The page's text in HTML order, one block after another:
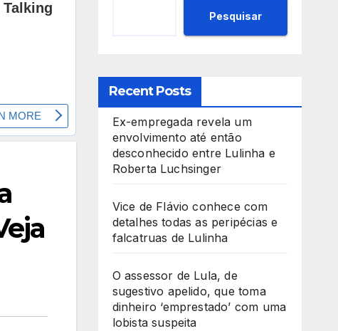
Pesquisar
Recent Posts
Ex-empregada revela um
envolvimento até então
desconhecido entre Lulinha e
Roberta Luchsinger
Vice de Flávio conhece com
detalhes todas as peripécias e
falcatruas de Lulinha
O assessor de Lula, de
sugestivo apelido, que toma
dinheiro ‘emprestado’ com uma
lobista suspeita